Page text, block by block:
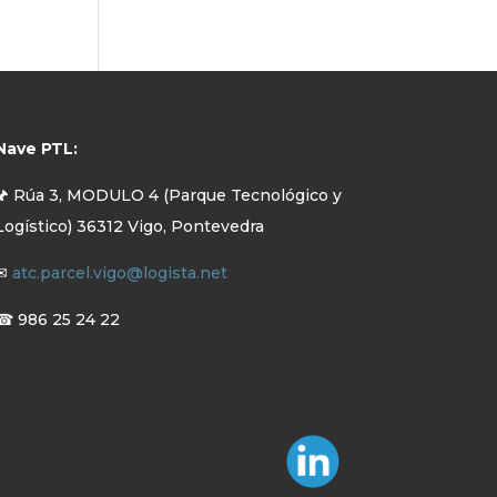
PTL:
Rúa 3, MODULO 4 (Parque Tecnológico y
36312 Vigo, Pontevedra
atc.parcel.vigo@logista.net
986 25 24 22